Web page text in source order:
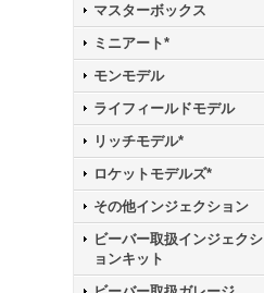
マスターボックス
ミニアート*
モンモデル
ライフィールドモデル
リッチモデル*
ロケットモデルズ*
その他インジェクション
ビーバー取扱インジェクシ
ョンキット